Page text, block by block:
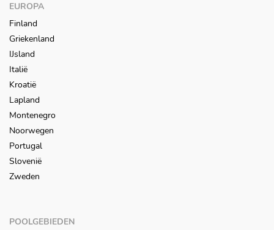
EUROPA
Finland
Griekenland
IJsland
Italië
Kroatië
Lapland
Montenegro
Noorwegen
Portugal
Slovenië
Zweden
POOLGEBIEDEN